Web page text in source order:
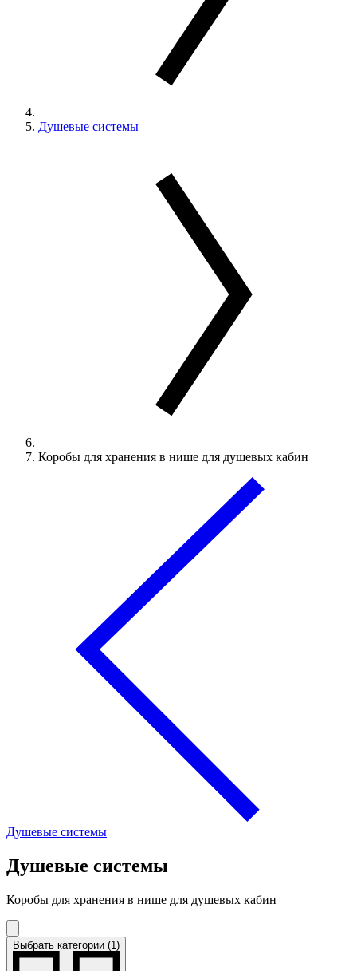
Душевые системы
Коробы для хранения в нише для душевых кабин
Душевые системы
Душевые системы
Коробы для хранения в нише для душевых кабин
Выбрать категории (1)